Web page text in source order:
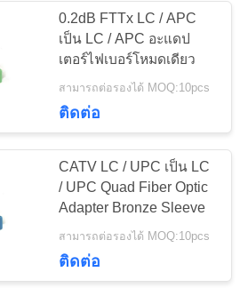
ช์ไฟเบอร์ออ
189
กจ้างไฟเบอร์
226
0.2dB FTTx LC / APC
เป็น LC / APC อะแดป
เตอร์ไฟเบอร์โหมดเดียว
สามารถต่อรองได้ MOQ:10pcs
ติดต่อ
CATV LC / UPC เป็น LC
/ UPC Quad Fiber Optic
Adapter Bronze Sleeve
สามารถต่อรองได้ MOQ:10pcs
ติดต่อ